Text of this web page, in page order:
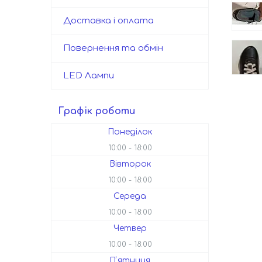
Доставка і оплата
Повернення та обмін
LED Лампи
Графік роботи
Понеділок
10:00 18:00
Вівторок
10:00 18:00
Середа
10:00 18:00
Четвер
10:00 18:00